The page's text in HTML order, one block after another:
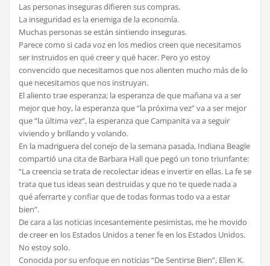
Las personas inseguras difieren sus compras.
La inseguridad es la enemiga de la economía.
Muchas personas se están sintiendo inseguras.
Parece como si cada voz en los medios creen que necesitamos
ser instruidos en qué creer y qué hacer. Pero yo estoy
convencido que necesitamos que nos alienten mucho más de lo
que necesitamos que nos instruyan.
El aliento trae esperanza; la esperanza de que mañana va a ser
mejor que hoy, la esperanza que “la próxima vez” va a ser mejor
que “la última vez”, la esperanza que Campanita va a seguir
viviendo y brillando y volando.
En la madriguera del conejo de la semana pasada, Indiana Beagle
compartió una cita de Barbara Hall que pegó un tono triunfante:
“La creencia se trata de recolectar ideas e invertir en ellas. La fe se
trata que tus ideas sean destruidas y que no te quede nada a
qué aferrarte y confiar que de todas formas todo va a estar
bien”.
De cara a las noticias incesantemente pesimistas, me he movido
de creer en los Estados Unidos a tener fe en los Estados Unidos.
No estoy solo.
Conocida por su enfoque en noticias “De Sentirse Bien”, Ellen K.